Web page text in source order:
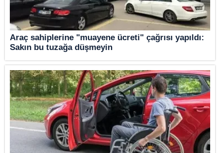
Araç sahiplerine "muayene ücreti" çağrısı yapıldı:
Sakın bu tuzağa düşmeyin